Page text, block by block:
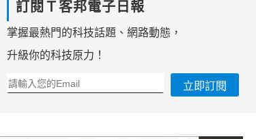
訂閱Ｔ客邦電子日報
掌握最熱門的科技話題、網路動態，
升級你的科技原力！
立即訂閱